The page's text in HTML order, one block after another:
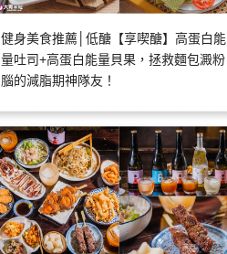
健身美食推薦│低醣【享喫醣】高蛋白能
量吐司+高蛋白能量貝果，拯救麵包澱粉
腦的減脂期神隊友！